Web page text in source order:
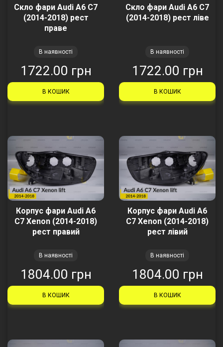
Скло фари Audi A6 C7
(2014-2018) рест
праве
В наявності
1722.00 грн
В КОШИК
Скло фари Audi A6 C7
(2014-2018) рест ліве
В наявності
1722.00 грн
В КОШИК
Корпус фари Audi A6
C7 Xenon (2014-2018)
рест правий
В наявності
1804.00 грн
В КОШИК
Корпус фари Audi A6
C7 Xenon (2014-2018)
рест лівий
В наявності
1804.00 грн
В КОШИК